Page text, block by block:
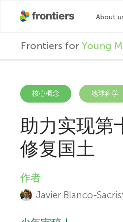
Frontiers for Young
核心概念 地球科学
助力实现第
修复国土
A
u
作者
Javier Blanco-